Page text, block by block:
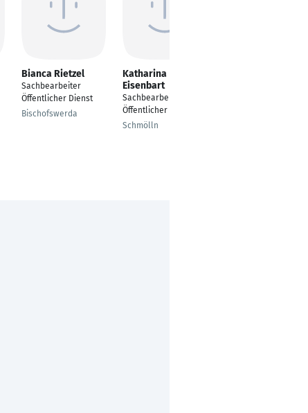
Bianca Rietzel
Sachbearbeiter
Öffentlicher Dienst
Bischofswerda
Katharina
Eisenbart
Sachbearbeiter
Öffentlicher Dienst
Schmölln